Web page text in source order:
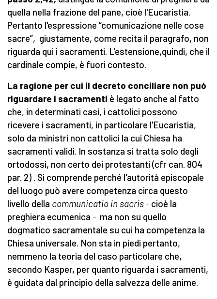
quella nella frazione del pane, cioè l'Eucaristia.
Pertanto l'espressione “comunicazione nelle cose
sacre”, giustamente, come recita il paragrafo, non
riguarda qui i sacramenti. L'estensione,quindi, che il
cardinale compie, è fuori contesto.
La ragione per cui il decreto conciliare non può
riguardare i sacramenti è legato anche al fatto
che, in determinati casi, i cattolici possono
ricevere i sacramenti, in particolare l'Eucaristia,
solo da ministri non cattolici la cui Chiesa ha
sacramenti validi. In sostanza si tratta solo degli
ortodossi, non certo dei protestanti (cfr can. 804
par. 2) . Si comprende perché l'autorità episcopale
del luogo può avere competenza circa questo
livello della communicatio in sacris - cioè la
preghiera ecumenica - ma non su quello
dogmatico sacramentale su cui ha competenza la
Chiesa universale. Non sta in piedi pertanto,
nemmeno la teoria del caso particolare che,
secondo Kasper, per quanto riguarda i sacramenti,
è guidata dal principio della salvezza delle anime.